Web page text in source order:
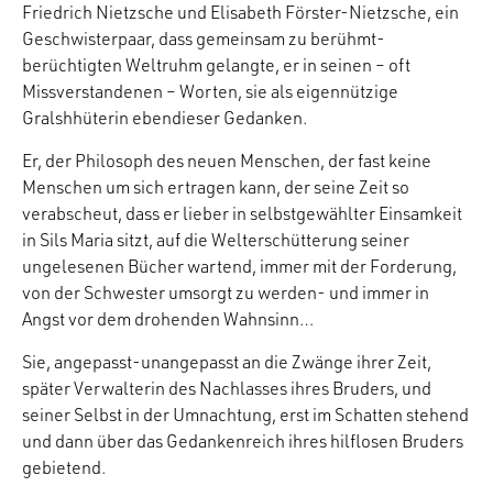
Friedrich Nietzsche und Elisabeth Förster-Nietzsche, ein
Geschwisterpaar, dass gemeinsam zu berühmt-
berüchtigten Weltruhm gelangte, er in seinen – oft
Missverstandenen – Worten, sie als eigennützige
Gralshhüterin ebendieser Gedanken.
Er, der Philosoph des neuen Menschen, der fast keine
Menschen um sich ertragen kann, der seine Zeit so
verabscheut, dass er lieber in selbstgewählter Einsamkeit
in Sils Maria sitzt, auf die Welterschütterung seiner
ungelesenen Bücher wartend, immer mit der Forderung,
von der Schwester umsorgt zu werden- und immer in
Angst vor dem drohenden Wahnsinn…
Sie, angepasst-unangepasst an die Zwänge ihrer Zeit,
später Verwalterin des Nachlasses ihres Bruders, und
seiner Selbst in der Umnachtung, erst im Schatten stehend
und dann über das Gedankenreich ihres hilflosen Bruders
gebietend.